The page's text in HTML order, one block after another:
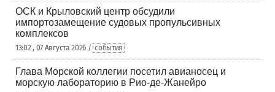
ОСК и Крыловский центр обсудили
импортозамещение судовых пропульсивных
комплексов
13:02 , 07 Августа 2026 / события
Глава Морской коллегии посетил авианосец и
морскую лабораторию в Рио-де-Жанейро